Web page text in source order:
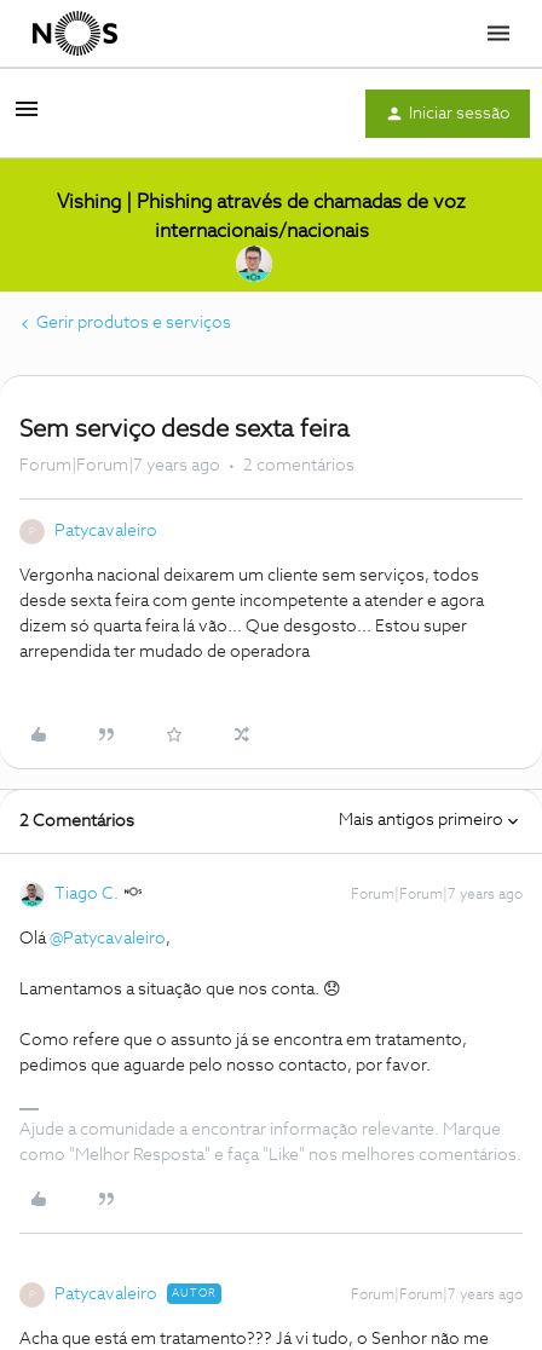
Menu
Iniciar sessão
Vishing | Phishing através de chamadas de voz
internacionais/nacionais
Gerir produtos e serviços
Sem serviço desde sexta feira
Forum|Forum|7 years ago 2 comentários
Patycavaleiro
Vergonha nacional deixarem um cliente sem serviços, todos
desde sexta feira com gente incompetente a atender e agora
dizem só quarta feira lá vão... Que desgosto... Estou super
arrependida ter mudado de operadora
2 Comentários Mais antigos primeiro
Tiago C. Forum|Forum|7 years ago
Olá@Patycavaleiro,
Lamentamos a situação que nos conta. 😞
Como refere que o assunto já se encontra em tratamento,
pedimos que aguarde pelo nosso contacto, por favor.
Ajude a comunidade a encontrar informação relevante. Marque
como "Melhor Resposta" e faça "Like" nos melhores comentários.
Patycavaleiro AUTOR Forum|Forum|7 years ago
Acha que está em tratamento??? Já vi tudo, o Senhor não me